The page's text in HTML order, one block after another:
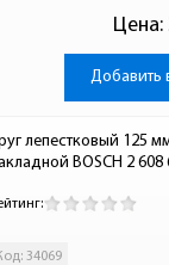
Цена:
Добавить
лепестковый 125
BOSCH 2 608
34069